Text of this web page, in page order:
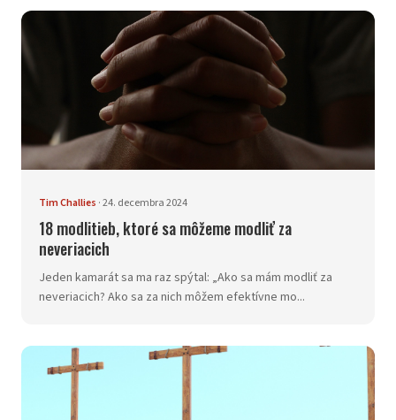
Tim Challies ·24. decembra 2024
18 modlitieb, ktoré sa môžeme modliť za
neveriacich
Jeden kamarát sa ma raz spýtal: „Ako sa mám modliť za
neveriacich? Ako sa za nich môžem efektívne mo...